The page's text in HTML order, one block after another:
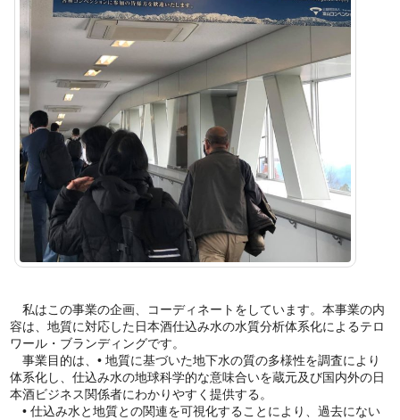
私はこの事業の企画、コーディネートをしています。本事業の内
容は、地質に対応した日本酒仕込み水の水質分析体系化によるテロ
ワール・ブランディングです。
事業目的は、• 地質に基づいた地下水の質の多様性を調査により
体系化し、仕込み水の地球科学的な意味合いを蔵元及び国内外の日
本酒ビジネス関係者にわかりやすく提供する。
• 仕込み水と地質との関連を可視化することにより、過去にない